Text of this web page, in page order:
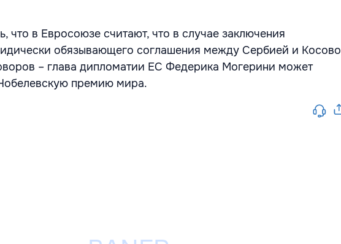
что в Евросоюзе считают, что в случае заключения
обязывающего соглашения между Сербией и Косово
– глава дипломатии ЕС Федерика Могерини может
премию мира.